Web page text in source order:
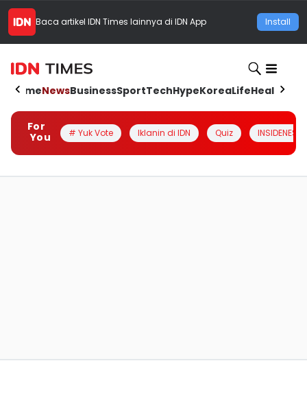
Baca artikel IDN Times lainnya di IDN App Install
HomeNewsBusinessSportTechHypeKoreaLifeHealth
For
You
# Yuk Vote Iklanin di IDN Quiz INSIDENESIA